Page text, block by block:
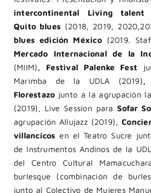
intercontinental Living talent
Quito blues (2018, 2019,
blues edición México(2019.
Mercado Internacional de la
(MIIM) , Festival Palenke Fest
Marimba de la UDLA (2019) ,
Florestazo junto a la agrupación
(2019), Live Session paraSofar
agrupación Allujazz (2019),
villancicos en el Teatro Sucre
de Instrumentos Andinos de la
del Centro Cultural
burlesque (combinación de
junto al Colectivo de Mujeres